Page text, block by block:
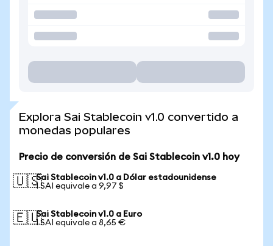
Explora Sai Stablecoin v1.0 convertido a
monedas populares
Precio de conversión de Sai Stablecoin v1.0 hoy
🇺🇸Sai Stablecoin v1.0 a Dólar estadounidense
1 SAI equivale a 9,97 $
🇪🇺Sai Stablecoin v1.0 a Euro
1 SAI equivale a 8,65 €